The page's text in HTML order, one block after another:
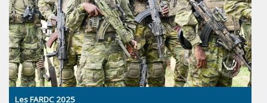
Les FARDC 2025